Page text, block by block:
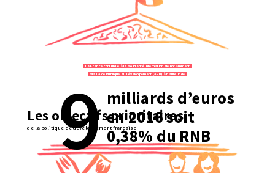
l’État
La France contribue à la solidarité internationale notamment
via l’Aide Publique au Développement (APD) à hauteur de
9 milliards d’euros
en 2016 soit
0,38% du RNB
Les objectifs prioritaires
de la politique de développement française